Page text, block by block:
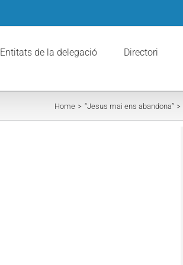
Entitats de la delegació Directori
Home “Jesus mai ens abandona”